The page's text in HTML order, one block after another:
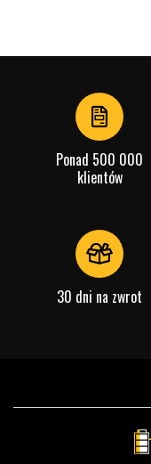
Ponad 500 000
klientów
30 dni na zwrot